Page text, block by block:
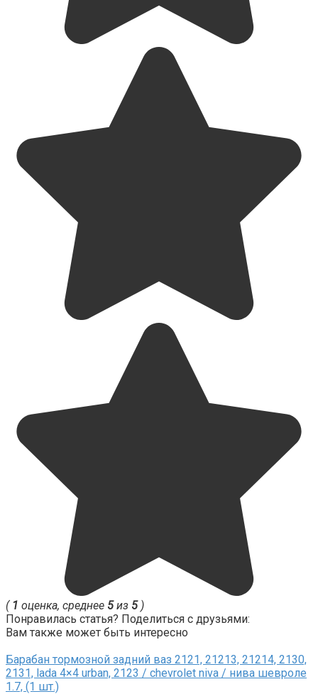
( 1 оценка, среднее 5из 5)
Понравилась статья? Поделиться с друзьями:
Вам также может быть интересно
Барабан тормозной задний ваз 2121, 21213, 21214, 2130,
2131, lada 4×4 urban, 2123 / chevrolet niva / нива шевроле
1.7, (1 шт.)